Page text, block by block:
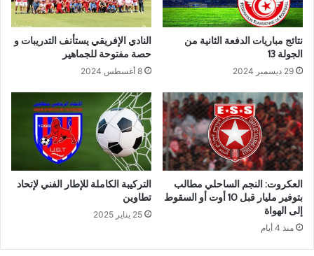
نتائج مباريات الدفعة الثانية من
الجولة 13
29 ديسمبر 2024
النادي الإفريقي يستأنف التدريبات و
حصة مفتوحة للجماهير
8 أغسطس 2024
العكروت: النجم الساحلي مطالب
بتوفير مليار قبل 10 أوت أو السقوط
إلى الهواة
منذ 4 أيام
التركيبة الكاملة للإطار الفني لإتحاد
تطاوين
25 يناير 2025